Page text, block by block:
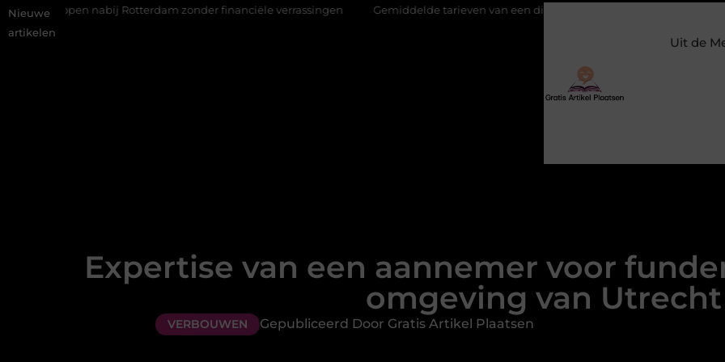
Nieuwe
artikelen
nabij Rotterdam zonder financiële verrassingen Gemiddelde tarieven van een dierenarts in Arnhem
Uit de
Expertise van een aannemer voor
omgeving van Utrecht
VERBOUWEN Gepubliceerd Door Gratis Artikel Plaatsen